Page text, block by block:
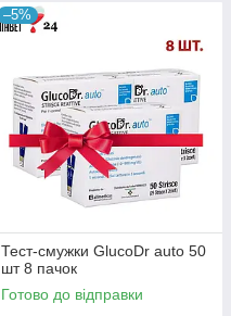
–5%
Тест-смужки GlucoDr auto 50
шт 8 пачок
Готово до відправки